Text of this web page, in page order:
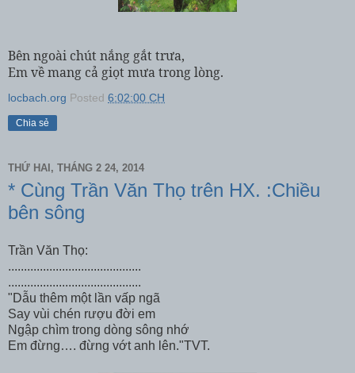
Bên ngoài chút nắng gắt trưa,
Em về mang cả giọt mưa trong lòng.
locbach.org Posted 6:02:00 CH
Chia sẻ
THỨ HAI, THÁNG 2 24, 2014
* Cùng Trần Văn Thọ trên HX. :Chiều
bên sông
Trần Văn Thọ:
..........................................
..........................................
"Dẫu thêm một lần vấp ngã
Say vùi chén rượu đời em
Ngập chìm trong dòng sông nhớ
Em đừng…. đừng vớt anh lên."TVT.